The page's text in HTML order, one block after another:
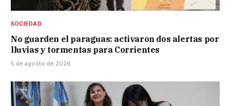
SOCIEDAD
No guarden el paraguas: activaron dos alertas por
lluvias y tormentas para Corrientes
5 de agosto de 2026